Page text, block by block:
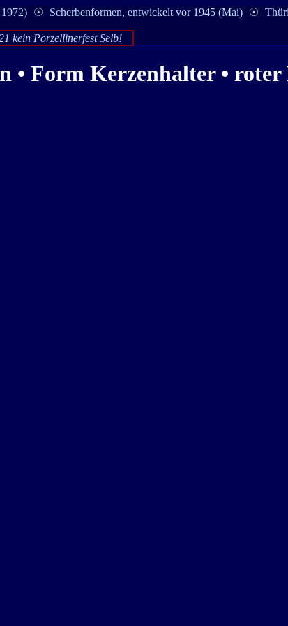
☉ Scherbenformen, entwickelt vor 1945 (Mai) ☉
kein Porzellinerfest Selb!
• Form Kerzenhalter • roter